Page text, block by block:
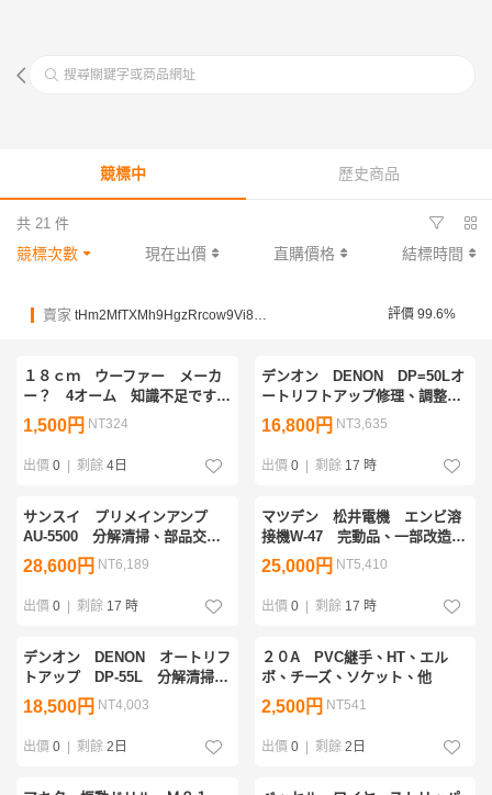
搜尋關鍵字或商品網址
競標中 歷史商品
共 21 件
競標次數 現在出價 直購價格 結標時間
賣家 tHm2MfTXMh9HgzRrcow9Vi8nGcDA 評價 99.6%
１８ｃｍ ウーファー メーカ
ー？ 4オーム 知識不足ですみ
ません、コーン補修有、音出し
OＫです。
1,500円 NT324
出價 0 | 剩餘 4日
デンオン DENON DP=50Lオ
ートリフトアップ修理、調整
可、部品交換、分解清掃、カー
トリッジ付き。
16,800円 NT3,635
出價 0 | 剩餘 17 時
サンスイ プリメインアンプ
AU-5500 分解清掃、部品交換
リレー等クリーニング端子等ハ
ンダ盛替え、音出しOK。
28,600円 NT6,189
出價 0 | 剩餘 17 時
マツデン 松井電機 エンビ溶
接機W-47 完動品、一部改造
有 仕事辞めたのでお売りしま
す。
25,000円 NT5,410
出價 0 | 剩餘 17 時
デンオン DENON オートリフ
トアップ DP-55L 分解清掃、
部品交換調整、トランス2個有
り、音出しOK.カートリッジ
無。
18,500円 NT4,003
出價 0 | 剩餘 2日
２０A PVC継手、HT、エル
ボ、チーズ、ソケット、他
2,500円 NT541
出價 0 | 剩餘 2日